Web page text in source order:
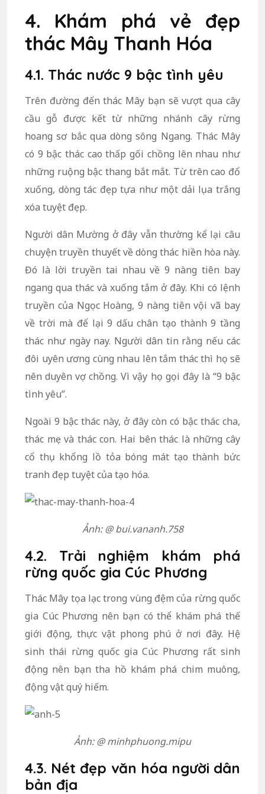
4. Khám phá vẻ đẹp
thác Mây Thanh Hóa
4.1. Thác nước 9 bậc tình yêu
Trên đường đến thác Mây bạn sẽ vượt qua cây
cầu gỗ được kết từ những nhánh cây rừng
hoang sơ bắc qua dòng sông Ngang. Thác Mây
có 9 bậc thác cao thấp gối chồng lên nhau như
những ruộng bậc thang bắt mắt. Từ trên cao đổ
xuống, dòng tác đẹp tựa như một dải lụa trắng
xóa tuyệt đẹp.
Người dân Mường ở đây vẫn thường kể lại câu
chuyện truyền thuyết về dòng thác hiền hòa này.
Đó là lời truyền tai nhau về 9 nàng tiên bay
ngang qua thác và xuống tắm ở đây. Khi có lệnh
truyền của Ngọc Hoàng, 9 nàng tiên vội vã bay
về trời mà để lại 9 dấu chân tạo thành 9 tầng
thác như ngày nay. Người dân tin rằng nếu các
đôi uyên ương cùng nhau lên tắm thác thì họ sẽ
nên duyên vợ chồng. Vì vậy họ gọi đây là “9 bậc
tình yêu”.
Ngoài 9 bậc thác này, ở đây còn có bậc thác cha,
thác mẹ và thác con. Hai bên thác là những cây
cổ thụ khổng lồ tỏa bóng mát tạo thành bức
tranh đẹp tuyệt của tạo hóa.
Ảnh: @ bui.vananh.758
4.2. Trải nghiệm khám phá
rừng quốc gia Cúc Phương
Thác Mây tọa lạc trong vùng đệm của rừng quốc
gia Cúc Phương nên bạn có thể khám phá thế
giới động, thực vật phong phú ở nơi đây. Hệ
sinh thái rừng quốc gia Cúc Phương rất sinh
động nên bạn tha hồ khám phá chim muông,
động vật quý hiếm.
Ảnh: @ minhphuong.mipu
4.3. Nét đẹp văn hóa người dân
bản địa